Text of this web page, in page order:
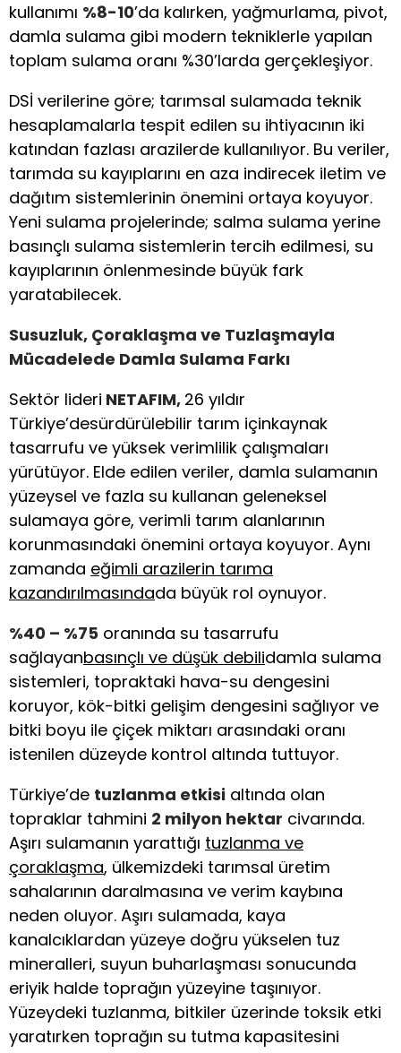
kullanımı %8-10’da kalırken, yağmurlama, pivot,
damla sulama gibi modern tekniklerle yapılan
toplam sulama oranı %30’larda gerçekleşiyor.
DSİ verilerine göre; tarımsal sulamada teknik
hesaplamalarla tespit edilen su ihtiyacının iki
katından fazlası arazilerde kullanılıyor. Bu veriler,
tarımda su kayıplarını en aza indirecek iletim ve
dağıtım sistemlerinin önemini ortaya koyuyor.
Yeni sulama projelerinde; salma sulama yerine
basınçlı sulama sistemlerin tercih edilmesi, su
kayıplarının önlenmesinde büyük fark
yaratabilecek.
Susuzluk, Çoraklaşma ve Tuzlaşmayla
Mücadelede Damla Sulama Farkı
Sektör lideri NETAFIM, 26 yıldır
Türkiye’desürdürülebilir tarım içinkaynak
tasarrufu ve yüksek verimlilik çalışmaları
yürütüyor. Elde edilen veriler, damla sulamanın
yüzeysel ve fazla su kullanan geleneksel
sulamaya göre, verimli tarım alanlarının
korunmasındaki önemini ortaya koyuyor. Aynı
zamanda eğimli arazilerin tarıma
kazandırılmasındada büyük rol oynuyor.
%40 – %75 oranında su tasarrufu
sağlayanbasınçlı ve düşük debilidamla sulama
sistemleri, topraktaki hava-su dengesini
koruyor, kök-bitki gelişim dengesini sağlıyor ve
bitki boyu ile çiçek miktarı arasındaki oranı
istenilen düzeyde kontrol altında tuttuyor.
Türkiye’de tuzlanma etkisi altında olan
topraklar tahmini 2 milyon hektar civarında.
Aşırı sulamanın yarattığı tuzlanma ve
çoraklaşma, ülkemizdeki tarımsal üretim
sahalarının daralmasına ve verim kaybına
neden oluyor. Aşırı sulamada, kaya
kanalcıklardan yüzeye doğru yükselen tuz
mineralleri, suyun buharlaşması sonucunda
eriyik halde toprağın yüzeyine taşınıyor.
Yüzeydeki tuzlanma, bitkiler üzerinde toksik etki
yaratırken toprağın su tutma kapasitesini